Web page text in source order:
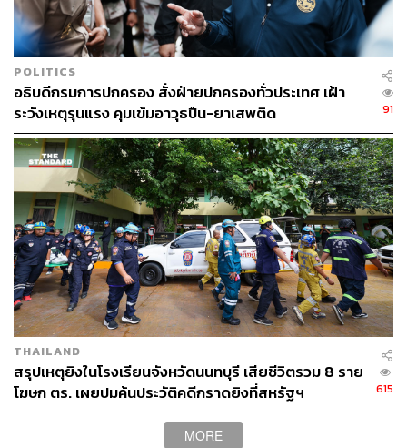
POLITICS
อธิบดีกรมการปกครอง สั่งฝ่ายปกครองทั่วประเทศ เฝ้า
ระวังเหตุรุนแรง คุมเข้มอาวุธปืน-ยาเสพติด
91
THAILAND
สรุปเหตุยิงในโรงเรียนจังหวัดนนทบุรี เสียชีวิตรวม 8 ราย
โฆษก ตร. เผยปมค้นประวัติคดีกราดยิงที่สหรัฐฯ
615
MORE